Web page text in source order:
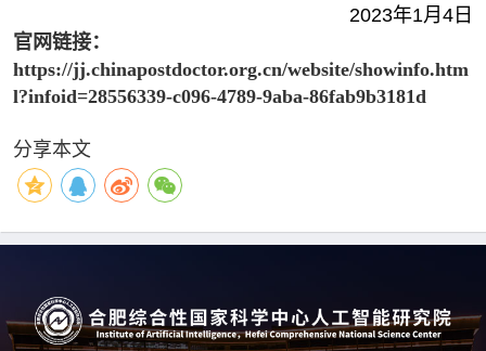
2023年1月4日
官网链接：
https://jj.chinapostdoctor.org.cn/website/showinfo.htm
l?infoid=28556339-c096-4789-9aba-86fab9b3181d
分享本文